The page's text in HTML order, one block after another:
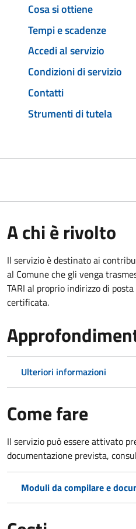
Cosa si ottiene
Tempi e scadenze
Accedi al servizio
Condizioni di servizio
Contatti
Strumenti di tutela
A chi è rivolto
Il servizio è destinato ai
al Comune che gli venga
TARI al proprio indirizzo di
certificata.
Ulteriori informazioni
Come fare
Il servizio può essere attivato
documentazione prevista,
Moduli da compilare e